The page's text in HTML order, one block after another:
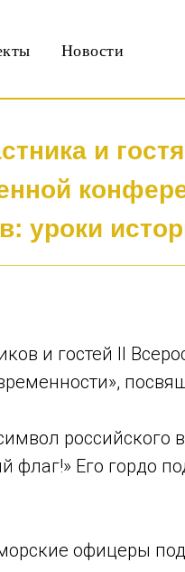
Новости
и
уроки
и гостей II
российского
флаг!» Его гордо
офицеры